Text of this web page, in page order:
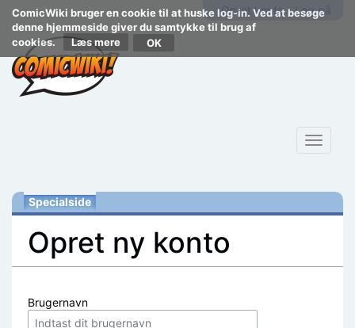
ComicWiki bruger en cookie til at huske log-in. Ved at besøge
denne hjemmeside giver du samtykke til brug af
cookies.
Læs mere
Opret konto Log på
Toggle
Specialside
Opret ny konto
Brugernavn